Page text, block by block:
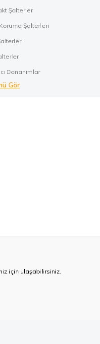
Şalterler
Şalterleri
Donanımlar
Gör
için ulaşabilirsiniz.